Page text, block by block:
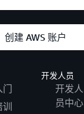
创建 AWS 账户
门
开发人员
开发人
员中心